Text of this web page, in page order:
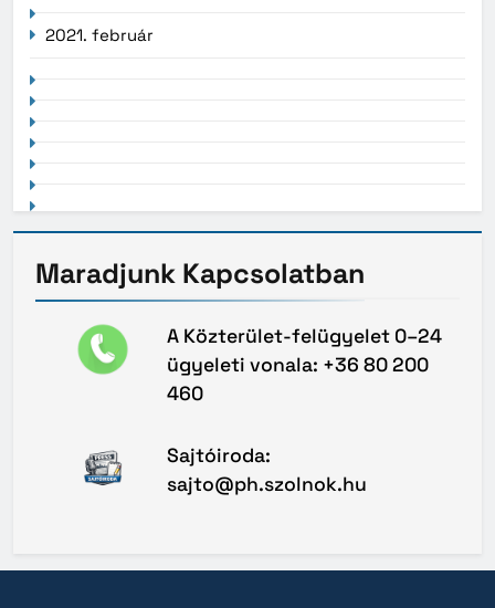
2021. február
Maradjunk Kapcsolatban
A Közterület-felügyelet 0–24
ügyeleti vonala: +36 80 200
460
Sajtóiroda:
sajto@ph.szolnok.hu